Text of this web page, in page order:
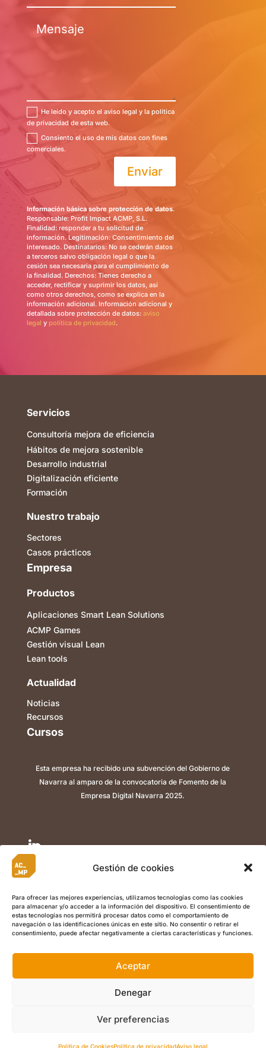
Gestión de cookies
Para ofrecer las mejores experiencias, utilizamos tecnologías como las cookies
para almacenar y/o acceder a la información del dispositivo. El consentimiento de
estas tecnologías nos permitirá procesar datos como el comportamiento de
navegación o las identificaciones únicas en este sitio. No consentir o retirar el
consentimiento, puede afectar negativamente a ciertas características y funciones.
Aceptar
Denegar
Ver preferencias
Política de CookiesPolítica de privacidadAviso legal
He leído y acepto el aviso legal y la política
de privacidad de esta web.
Consiento el uso de mis datos con fines
comerciales.
Enviar
Información básica sobre protección de datos.
Responsable: Profit Impact ACMP, S.L.
Finalidad: responder a tu solicitud de
información. Legitimación: Consentimiento del
interesado. Destinatarios: No se cederán datos
a terceros salvo obligación legal o que la
cesión sea necesaria para el cumplimiento de
la finalidad. Derechos: Tienes derecho a
acceder, rectificar y suprimir los datos, así
como otros derechos, como se explica en la
información adicional. Información adicional y
detallada sobre protección de datos: aviso
legal y política de privacidad.
Servicios
Consultoría mejora de eficiencia
Hábitos de mejora sostenible
Desarrollo industrial
Digitalización eficiente
Formación
Nuestro trabajo
Sectores
Casos prácticos
Empresa
Productos
Aplicaciones Smart Lean Solutions
ACMP Games
Gestión visual Lean
Lean tools
Actualidad
Noticias
Recursos
Cursos
Esta empresa ha recibido una subvención del Gobierno de
Navarra al amparo de la convocatoria de Fomento de la
Empresa Digital Navarra 2025.



I Calle Berriozar 21, Of. 5, , 31013, Ansoáin